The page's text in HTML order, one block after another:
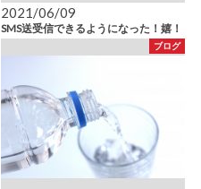
2021/06/09
SMS送受信できるようになった！嬉！
ブログ